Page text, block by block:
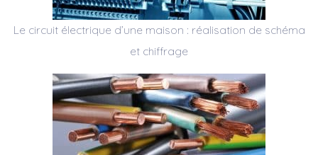
Le circuit électrique d’une maison : réalisation de schéma
et chiffrage